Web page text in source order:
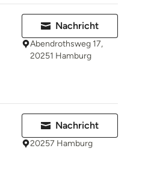
Nachricht
Abendrothsweg 17,
20251 Hamburg
Nachricht
20257 Hamburg